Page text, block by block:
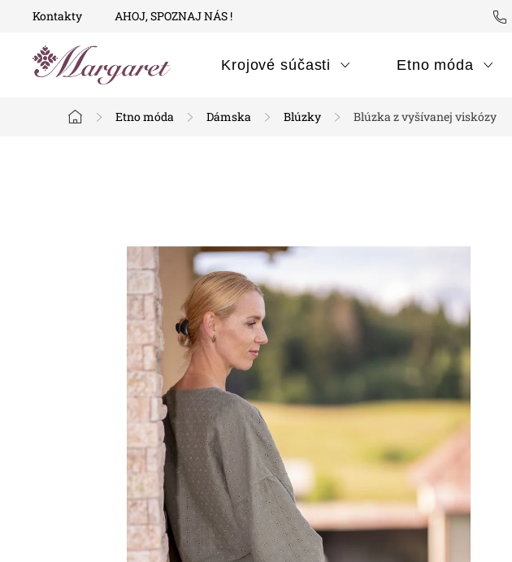
PrejsťKontakty AHOJ, SPOZNAJ NÁS !
Krojové súčasti Etno móda
Domov
Etno móda Dámska Blúzky Blúzka z vyšívanej viskózy